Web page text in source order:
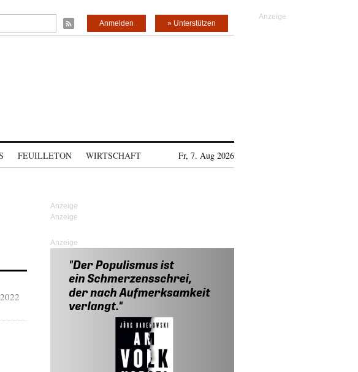
» Unterstützen
Anmelden
FEUILLETON WIRTSCHAFT Fr, 7. Aug 2026
Anzeige